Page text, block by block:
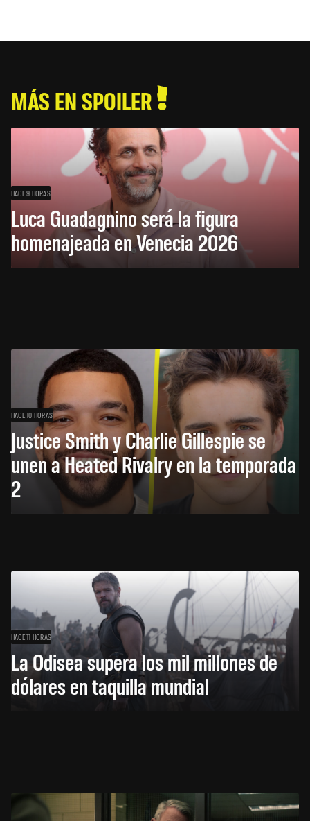
MÁS EN SPOILER
HACE 9 HORAS
Luca Guadagnino será la figura
homenajeada en Venecia 2026
HACE 10 HORAS
Justice Smith y Charlie Gillespie se
unen a Heated Rivalry en la temporada
2
HACE 11 HORAS
La Odisea supera los mil millones de
dólares en taquilla mundial